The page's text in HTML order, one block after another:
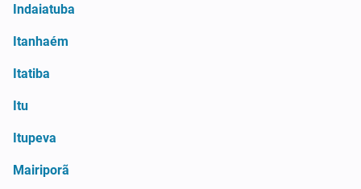
Indaiatuba
Itanhaém
Itatiba
Itu
Itupeva
Mairiporã